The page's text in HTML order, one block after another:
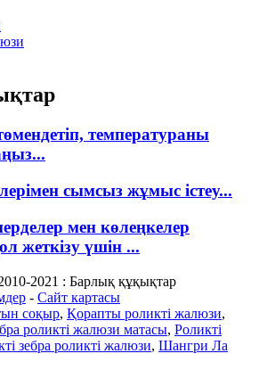
температураны
сымсыз жұмыс істеу...
мен көлеңкелер
жеткізу үшін ...
2021 : Барлық құқықтар
- Сайт картасы
соқыр, Қорапты роликті жалюзи,
роликті жалюзи матасы, Роликті
зебра роликті жалюзи, Шангри Ла